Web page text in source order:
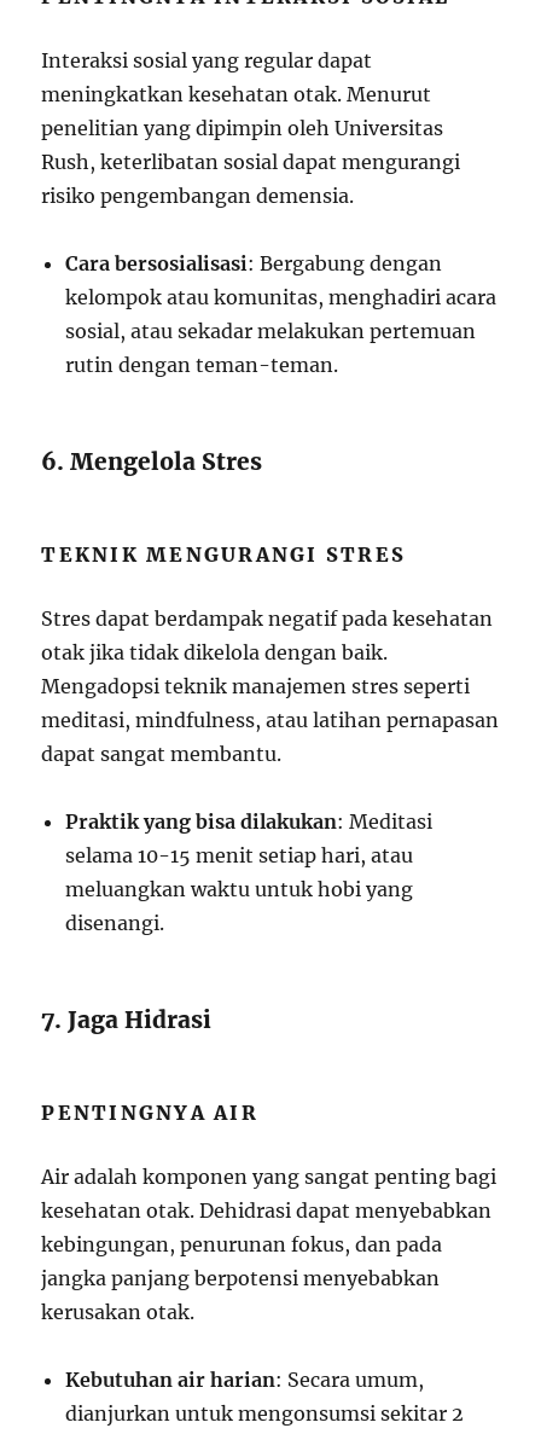
Interaksi sosial yang regular dapat
meningkatkan kesehatan otak. Menurut
penelitian yang dipimpin oleh Universitas
Rush, keterlibatan sosial dapat mengurangi
risiko pengembangan demensia.
Cara bersosialisasi: Bergabung dengan
kelompok atau komunitas, menghadiri acara
sosial, atau sekadar melakukan pertemuan
rutin dengan teman-teman.
6. Mengelola Stres
TEKNIK MENGURANGI STRES
Stres dapat berdampak negatif pada kesehatan
otak jika tidak dikelola dengan baik.
Mengadopsi teknik manajemen stres seperti
meditasi, mindfulness, atau latihan pernapasan
dapat sangat membantu.
Praktik yang bisa dilakukan: Meditasi
selama 10-15 menit setiap hari, atau
meluangkan waktu untuk hobi yang
disenangi.
7. Jaga Hidrasi
PENTINGNYA AIR
Air adalah komponen yang sangat penting bagi
kesehatan otak. Dehidrasi dapat menyebabkan
kebingungan, penurunan fokus, dan pada
jangka panjang berpotensi menyebabkan
kerusakan otak.
Kebutuhan air harian: Secara umum,
dianjurkan untuk mengonsumsi sekitar 2